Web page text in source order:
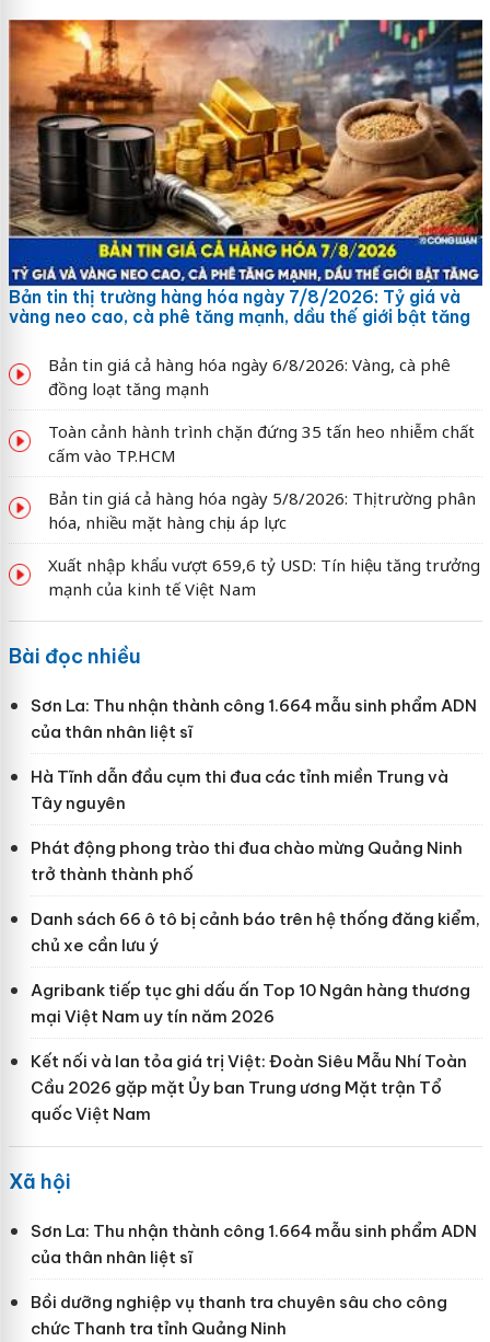
Bản tin thị trường hàng hóa ngày 7/8/2026: Tỷ giá và
vàng neo cao, cà phê tăng mạnh, dầu thế giới bật tăng
Bản tin giá cả hàng hóa ngày 6/8/2026: Vàng, cà phê
đồng loạt tăng mạnh
Toàn cảnh hành trình chặn đứng 35 tấn heo nhiễm chất
cấm vào TP.HCM
Bản tin giá cả hàng hóa ngày 5/8/2026: Thị trường phân
hóa, nhiều mặt hàng chịu áp lực
Xuất nhập khẩu vượt 659,6 tỷ USD: Tín hiệu tăng trưởng
mạnh của kinh tế Việt Nam
Bài đọc nhiều
Sơn La: Thu nhận thành công 1.664 mẫu sinh phẩm ADN
của thân nhân liệt sĩ
Hà Tĩnh dẫn đầu cụm thi đua các tỉnh miền Trung và
Tây nguyên
Phát động phong trào thi đua chào mừng Quảng Ninh
trở thành thành phố
Danh sách 66 ô tô bị cảnh báo trên hệ thống đăng kiểm,
chủ xe cần lưu ý
Agribank tiếp tục ghi dấu ấn Top 10 Ngân hàng thương
mại Việt Nam uy tín năm 2026
Kết nối và lan tỏa giá trị Việt: Đoàn Siêu Mẫu Nhí Toàn
Cầu 2026 gặp mặt Ủy ban Trung ương Mặt trận Tổ
quốc Việt Nam
Xã hội
Sơn La: Thu nhận thành công 1.664 mẫu sinh phẩm ADN
của thân nhân liệt sĩ
Bồi dưỡng nghiệp vụ thanh tra chuyên sâu cho công
chức Thanh tra tỉnh Quảng Ninh